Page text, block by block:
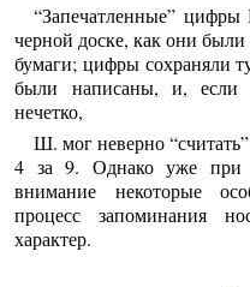
“Запечатленные”
черной доске, как они
бумаги; цифры сохраняли
были написаны, и, если
нечетко,
Ш. мог неверно
4 за 9. Однако уже при
внимание некоторые
процесс запоминания
характер.